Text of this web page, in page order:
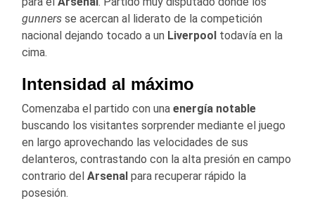
gunners se acercan al liderato de la competición
nacional dejando tocado a un Liverpool todavía en la
cima.
Intensidad al máximo
Comenzaba el partido con una energía notable
buscando los visitantes sorprender mediante el juego
en largo aprovechando las velocidades de sus
delanteros, contrastando con la alta presión en campo
contrario del Arsenal para recuperar rápido la
posesión.